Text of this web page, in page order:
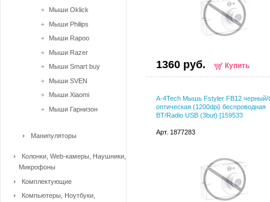
1360 руб. Купить
A-4Tech Мышь Fstyler FB12 черный/
оптическая (1200dpi) беспроводная
BT/Radio USB (3but) [159533
Арт. 1877283
Мыши Oklick
Мыши Philips
Мыши Rapoo
Мыши Razer
Мыши Smart buy
Мыши SVEN
Мыши Xiaomi
Мыши Гарнизон
Манипуляторы
Колонки, Web-камеры, Наушники,
Микрофоны
Комплектующие
Компьютеры, Ноутбуки,